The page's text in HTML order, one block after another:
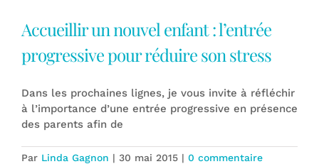
Accueillir un nouvel enfant : l’entrée
progressive pour réduire son stress
Dans les prochaines lignes, je vous invite à réfléchir
à l’importance d’une entrée progressive en présence
des parents afin de
Par Linda Gagnon | 30 mai 2015 | 0 commentaire